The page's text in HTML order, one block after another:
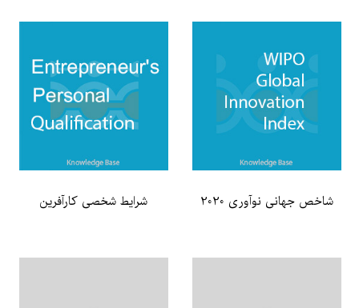
شاخص جهانی نوآوری 2020 شرایط شخصی کارآفرین